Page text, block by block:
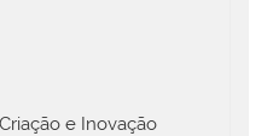
e Inovação